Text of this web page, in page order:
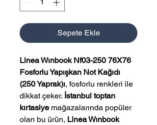
Sepete Ekle
Linea Wınbook Nf03-250 76X76
Fosforlu Yapışkan Not Kağıdı
(250 Yaprak)ı, fosforlu renkleri ile
dikkat çeker. İstanbul toptan
kırtasiye mağazalarında popüler
olan bu ürün, Linea Wınbook